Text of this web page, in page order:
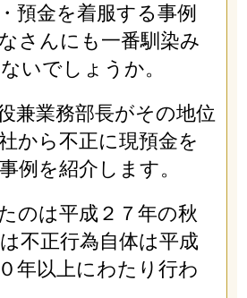
預金を着服する事例
さんにも一番馴染み
いでしょうか。
兼業務部長がその地位
から不正に現預金を
例を紹介します。
のは平成２７年の秋
不正行為自体は平成
年以上にわたり行わ